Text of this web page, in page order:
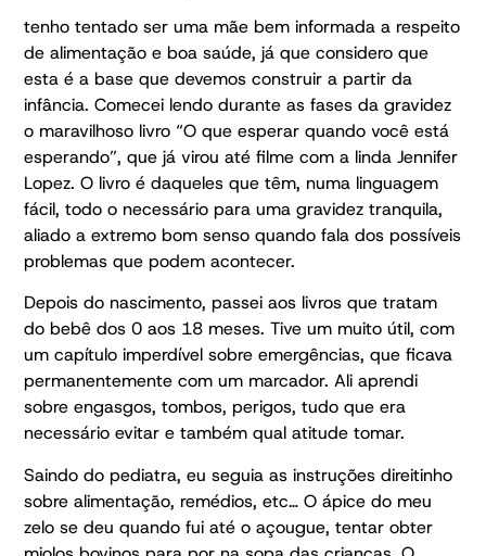
tenho tentado ser uma mãe bem informada a respeito
de alimentação e boa saúde, já que considero que
esta é a base que devemos construir a partir da
infância. Comecei lendo durante as fases da gravidez
o maravilhoso livro “O que esperar quando você está
esperando”, que já virou até filme com a linda Jennifer
Lopez. O livro é daqueles que têm, numa linguagem
fácil, todo o necessário para uma gravidez tranquila,
aliado a extremo bom senso quando fala dos possíveis
problemas que podem acontecer.
Depois do nascimento, passei aos livros que tratam
do bebê dos 0 aos 18 meses. Tive um muito útil, com
um capítulo imperdível sobre emergências, que ficava
permanentemente com um marcador. Ali aprendi
sobre engasgos, tombos, perigos, tudo que era
necessário evitar e também qual atitude tomar.
Saindo do pediatra, eu seguia as instruções direitinho
sobre alimentação, remédios, etc… O ápice do meu
zelo se deu quando fui até o açougue, tentar obter